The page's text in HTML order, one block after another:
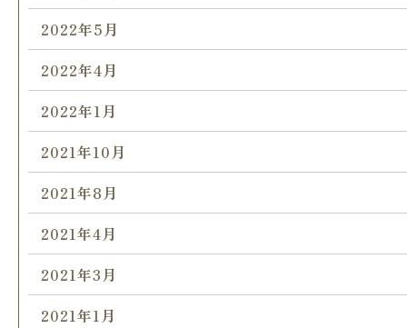
2022年5月
2022年4月
2022年1月
2021年10月
2021年8月
2021年4月
2021年3月
2021年1月